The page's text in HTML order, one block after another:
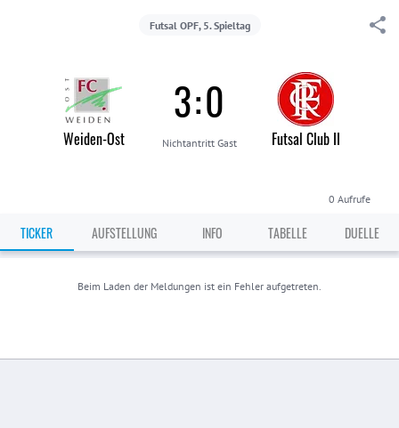
Futsal OPF, 5. Spieltag
Weiden-Ost
3:0
Nichtantritt Gast Futsal Club II
0 Aufrufe
TICKER AUFSTELLUNG INFO TABELLE DUELLE
Beim Laden der Meldungen ist ein Fehler aufgetreten.